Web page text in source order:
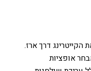
הקייטרינג דרך ארז.
אופציות